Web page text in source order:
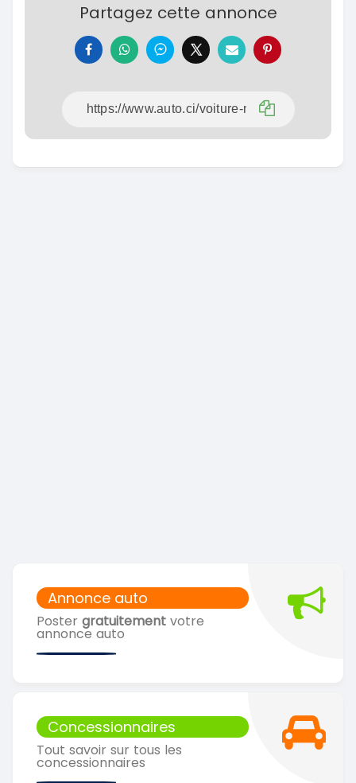
Annonce auto
Poster gratuitement votre
annonce auto
Concessionnaires
Tout savoir sur tous les
concessionnaires
Partagez cette annonce